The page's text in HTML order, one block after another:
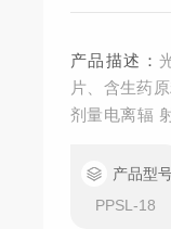
产品描述：
片、含生药
剂量电离辐
品鉴别 检
法） 符合标
产品型
PPSL-18